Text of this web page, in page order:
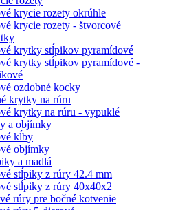
krycie rozety okrúhle
krycie rozety - štvorcové
krytky stĺpikov pyramídové
krytky stĺpikov pyramídové -
ozdobné kocky
krytky na rúru
krytky na rúru - vypuklé
a objímky
kĺby
objímky
a madlá
stĺpiky z rúry 42.4 mm
stĺpiky z rúry 40x40x2
rúry pre bočné kotvenie